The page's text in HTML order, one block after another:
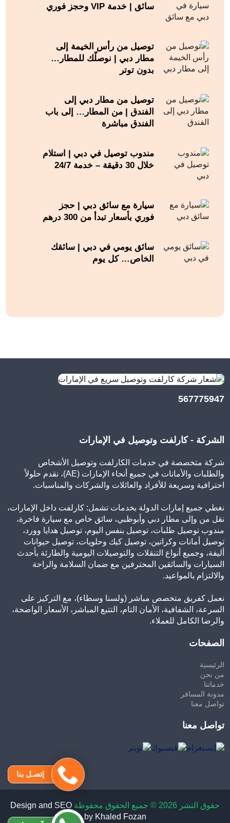
سائق | خدمة VIP وحجز فوري
توصيل من رأس الخيمة إلى
مطار دبي | نوصلّك للمطار…
بدون توتر
توصيل من مطار دبي إلى
الفندق | من المطار… إلى باب
الفندق مباشرة
مندوب توصيل في دبي | استلام
خلال 30 دقيقة – خدمة 24/7
سيارة مع سائق دبي | حجز
فوري بأسعار تبدأ من 300 درهم
سائق يومي في دبي | سائقك
الخاص… كل يوم
567775947
الشركة - كارلفت وتوصيل في الإمارات
شركة متخصصة في خدمات الكارلفت وتوصيل الأشخاص
والطلبات والأمانات في جميع أنحاء الإمارات (AE)، نقدم حلولاً
احترافية وسريعة للأفراد والعائلات والشركات والمناسبات.
نغطي جميع إمارات الدولة بخدمات تشمل: كارلفت داخل الإمارات،
نقل من وإلى مطار دبي وأبوظبي، سائق خاص مع سيارة فاخرة،
مندوب توصيل طلبات، توصيل بنفس اليوم، توصيل هدايا وورد،
توصيل أمانات وكراتين، توصيل كيك وحلويات، توصيل حيوانات
أليفة، وجميع أنواع التنقلات والتوصيلات اليومية والطارئة بأحدث
السيارات والسائقين المحترفين مع ضمان السلامة والراحة
والالتزام بالمواعيد.
نعمل كفريق متخصص مباشر (ولسنا وسطاء)، مع التركيز على
السرعة، الشفافية، الأمان التام، التتبع المباشر، الأسعار الواضحة،
والرضا الكامل للعملاء.
الصفحات
الرئيسية
من نحن
خدماتنا
مدونة المسافر
تواصل معنا
تواصل معنا
حقوق النشر 2026 © جميع الحقوق محفوظة
Design and SEO
by Khaled Fozan
إتصـل بنا